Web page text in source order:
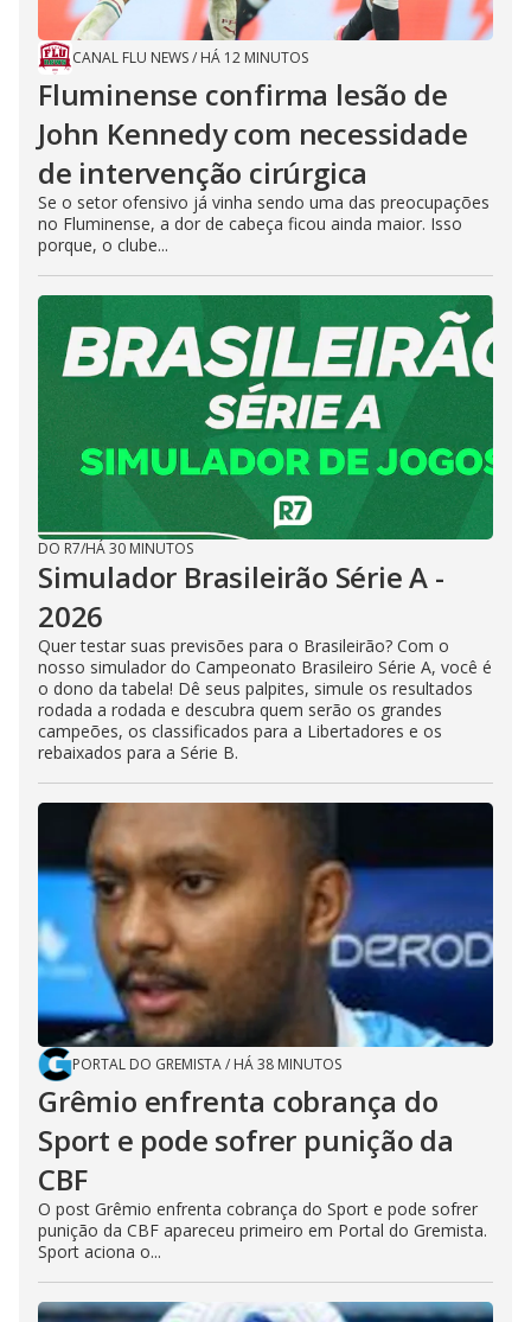
CANAL FLU NEWS/ HÁ 12 MINUTOS
Fluminense confirma lesão de
John Kennedy com necessidade
de intervenção cirúrgica
Se o setor ofensivo já vinha sendo uma das preocupações
no Fluminense, a dor de cabeça ficou ainda maior. Isso
porque, o clube...
DO R7/HÁ 30 MINUTOS
Simulador Brasileirão Série A -
2026
Quer testar suas previsões para o Brasileirão? Com o
nosso simulador do Campeonato Brasileiro Série A, você é
o dono da tabela! Dê seus palpites, simule os resultados
rodada a rodada e descubra quem serão os grandes
campeões, os classificados para a Libertadores e os
rebaixados para a Série B.
PORTAL DO GREMISTA/ HÁ 38 MINUTOS
Grêmio enfrenta cobrança do
Sport e pode sofrer punição da
CBF
O post Grêmio enfrenta cobrança do Sport e pode sofrer
punição da CBF apareceu primeiro em Portal do Gremista.
Sport aciona o...